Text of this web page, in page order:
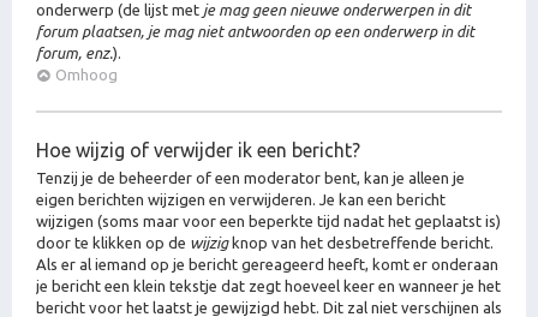
onderwerp (de lijst met je mag geen nieuwe onderwerpen in dit
forum plaatsen, je mag niet antwoorden op een onderwerp in dit
forum, enz.).
Omhoog
Hoe wijzig of verwijder ik een bericht?
Tenzij je de beheerder of een moderator bent, kan je alleen je
eigen berichten wijzigen en verwijderen. Je kan een bericht
wijzigen (soms maar voor een beperkte tijd nadat het geplaatst is)
door te klikken op de wijzigknop van het desbetreffende bericht.
Als er al iemand op je bericht gereageerd heeft, komt er onderaan
je bericht een klein tekstje dat zegt hoeveel keer en wanneer je het
bericht voor het laatst je gewijzigd hebt. Dit zal niet verschijnen als